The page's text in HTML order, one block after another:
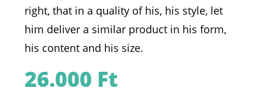
right, that in a quality of his, his style, let
him deliver a similar product in his form,
his content and his size.
26.000 Ft